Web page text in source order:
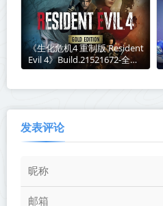
《生化危机4 重制版 Resident
Evil 4》Build.21521672-全
DLC+新增艾达王DLC丨中文
发表评论